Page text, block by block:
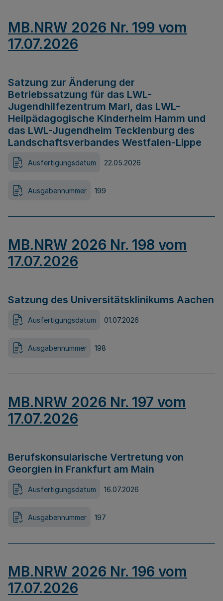
MB.NRW 2026 Nr. 199 vom
17.07.2026
Satzung zur Änderung der
Betriebssatzung für das LWL-
Jugendhilfezentrum Marl, das LWL-
Heilpädagogische Kinderheim Hamm und
das LWL-Jugendheim Tecklenburg des
Landschaftsverbandes Westfalen-Lippe
Ausfertigungsdatum 22.05.2026
Ausgabennummer 199
MB.NRW 2026 Nr. 198 vom
17.07.2026
Satzung des Universitätsklinikums Aachen
Ausfertigungsdatum 01.07.2026
Ausgabennummer 198
MB.NRW 2026 Nr. 197 vom
17.07.2026
Berufskonsularische Vertretung von
Georgien in Frankfurt am Main
Ausfertigungsdatum 16.07.2026
Ausgabennummer 197
MB.NRW 2026 Nr. 196 vom
17.07.2026